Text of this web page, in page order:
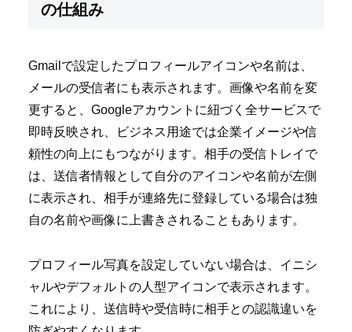
の仕組み
Gmailで設定したプロフィールアイコンや名前は、
メールの受信者にも表示されます。画像や名前を変
更すると、Googleアカウントに紐づく全サービスで
即時反映され、ビジネス用途では企業イメージや信
頼性の向上にもつながります。相手の受信トレイで
は、送信者情報として自分のアイコンや名前が左側
に表示され、相手が連絡先に登録している場合は独
自の名前や画像に上書きされることもあります。
プロフィール写真を設定していない場合は、イニシ
ャルやデフォルトの人型アイコンで表示されます。
これにより、送信時や受信時に相手との認識違いを